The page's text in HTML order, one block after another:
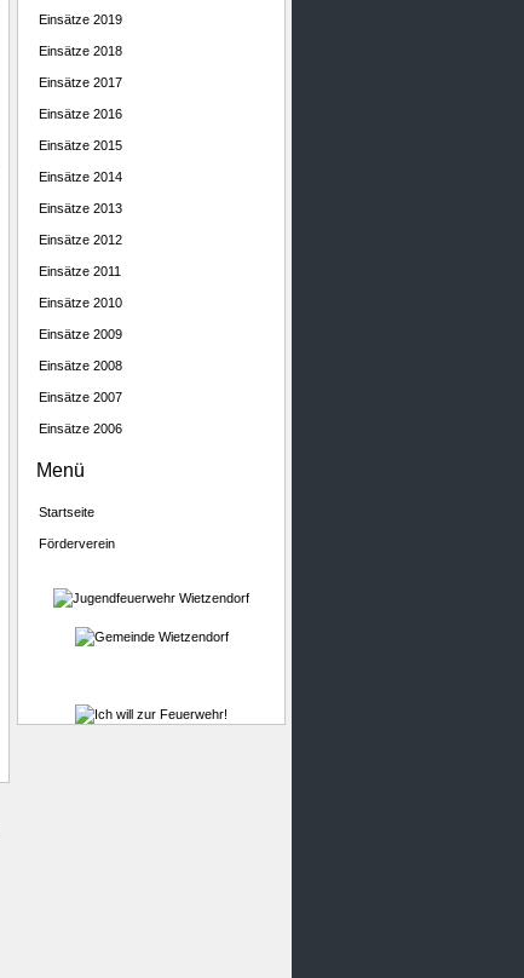
Einsätze 2019
Einsätze 2018
Einsätze 2017
Einsätze 2016
Einsätze 2015
Einsätze 2014
Einsätze 2013
Einsätze 2012
Einsätze 2011
Einsätze 2010
Einsätze 2009
Einsätze 2008
Einsätze 2007
Einsätze 2006
Menü
Startseite
Förderverein